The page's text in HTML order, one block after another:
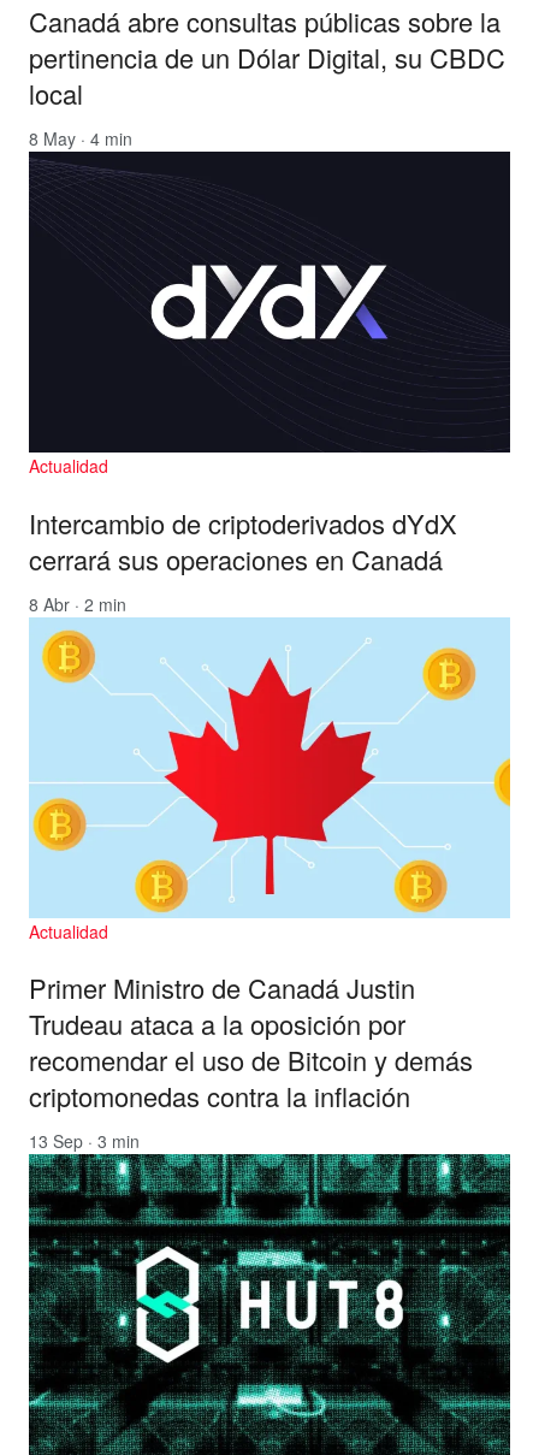
Canadá abre consultas públicas sobre la
pertinencia de un Dólar Digital, su CBDC
local
8 May · 4 min
Actualidad
Intercambio de criptoderivados dYdX
cerrará sus operaciones en Canadá
8 Abr · 2 min
Actualidad
Primer Ministro de Canadá Justin
Trudeau ataca a la oposición por
recomendar el uso de Bitcoin y demás
criptomonedas contra la inflación
13 Sep · 3 min